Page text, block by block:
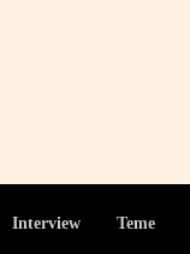
Interview Teme